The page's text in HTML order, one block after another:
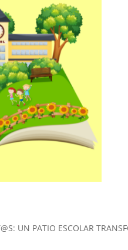
UN PATIO ESCOLAR